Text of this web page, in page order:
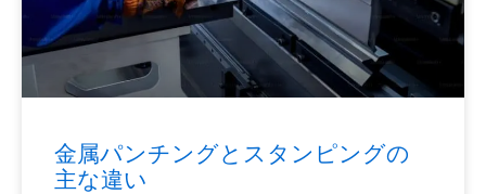
金属パンチングとスタンピングの
主な違い